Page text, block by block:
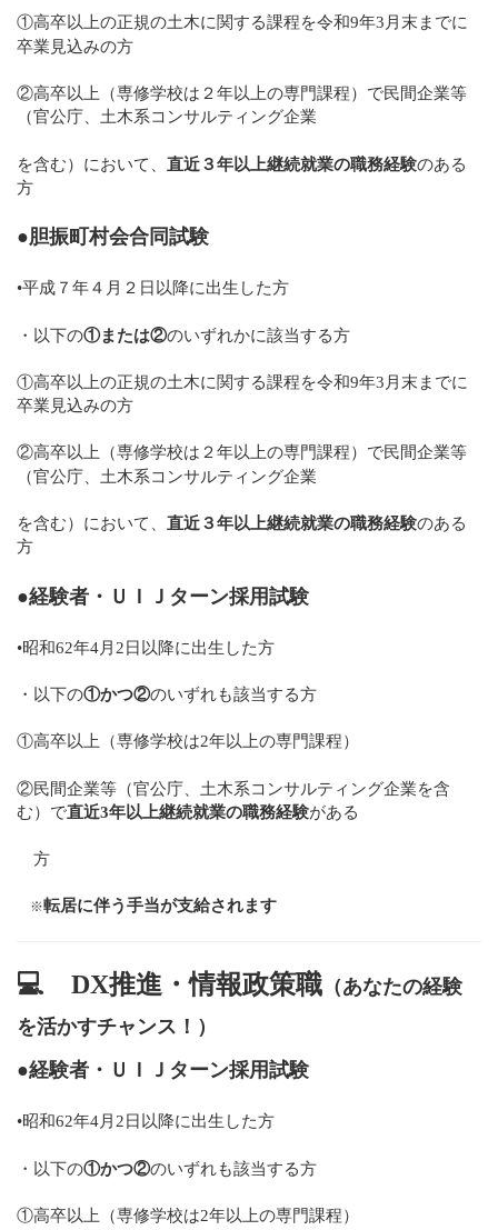
①高卒以上の正規の土木に関する課程を令和9年3月末までに
卒業見込みの方
②高卒以上（専修学校は２年以上の専門課程）で民間企業等
（官公庁、土木系コンサルティング企業
を含む）において、 直近３年以上継続就業の職務経験のある
方
●胆振町村会合同試験
•平成７年４月２日以降に出生した方
・以下の①または②のいずれかに該当する方
①高卒以上の正規の土木に関する課程を令和9年3月末までに
卒業見込みの方
②高卒以上（専修学校は２年以上の専門課程）で民間企業等
（官公庁、土木系コンサルティング企業
を含む）において、 直近３年以上継続就業の職務経験のある
方
●経験者・ＵＩＪターン採用試験
•昭和62年4月2日以降に出生した方
・以下の①かつ②のいずれも該当する方
①高卒以上（専修学校は2年以上の専門課程）
②民間企業等（官公庁、土木系コンサルティング企業を含
む）で直近3年以上継続就業の職務経験がある
方
※転居に伴う手当が支給されます
💻 DX推進・情報政策職 （あなたの経験
を活かすチャンス！）
●経験者・ＵＩＪターン採用試験
•昭和62年4月2日以降に出生した方
・以下の①かつ②のいずれも該当する方
①高卒以上（専修学校は2年以上の専門課程）